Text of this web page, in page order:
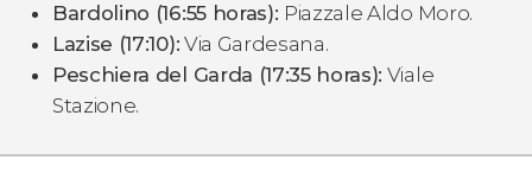
Bardolino (16:55 horas): Piazzale Aldo Moro.
Lazise (17:10): Via Gardesana.
Peschiera del Garda (17:35 horas): Viale
Stazione.